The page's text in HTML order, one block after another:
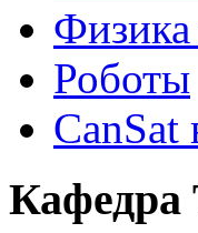
Физика
Роботы
CanSat
Кафедра